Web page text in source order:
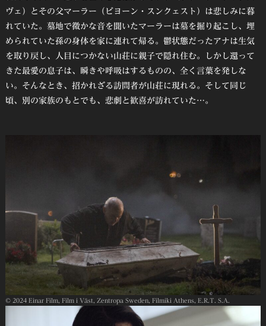
ヴェ）とその父マーラー（ビヨーン・スンクェスト）は悲しみに暮
れていた。墓地で微かな音を聞いたマーラーは墓を掘り起こし、埋
められていた孫の身体を家に連れて帰る。鬱状態だったアナは生気
を取り戻し、人目につかない山荘に親子で隠れ住む。しかし還って
きた最愛の息子は、瞬きや呼吸はするものの、全く言葉を発しな
い。そんなとき、招かれざる訪問者が山荘に現れる。そして同じ
頃、別の家族のもとでも、悲劇と歓喜が訪れていた…。
© 2024 Einar Film, Film i Väst, Zentropa Sweden, Filmiki Athens, E.R.T. S.A.